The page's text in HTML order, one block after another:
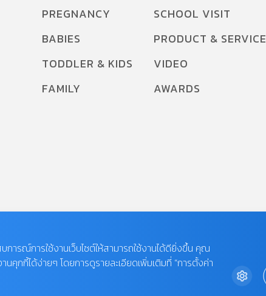
กรรมการผู้จัดการใหญ่อาวุโส กลุ่ม Japanese &
Korean Cuisine บริษัท เซ็นทรัล เรสตอรองส์ กรุ๊ป
รวมของธุรกิจร้านอาหารเริ่มกลับมาเติบโตราว 3-
PREGNANCY
BABIES
TODDLER & KIDS
FAMILY
SCHOOL VISIT
PRODUCT & SERVICE
VIDEO
AWARDS
การณ์การใช้งานเว็บไซต์ให้สามารถใช้งานได้ดียิ่งขึ้น คุณ
คุกกี้ได้ง่ายๆ โดยการดูรายละเอียดเพิ่มเติมที่ “การตั้งค่า